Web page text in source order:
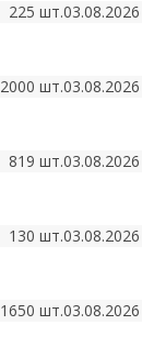
225 шт.03.08.2026
2000 шт.03.08.2026
819 шт.03.08.2026
130 шт.03.08.2026
1650 шт.03.08.2026